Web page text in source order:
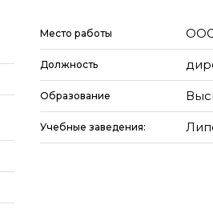
Место работы
Должность
Образование
Учебные заведения: